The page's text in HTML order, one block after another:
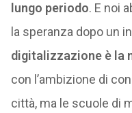
lungo periodo. E noi
la speranza dopo un
digitalizzazione è la
con l’ambizione di
città, ma le scuole di